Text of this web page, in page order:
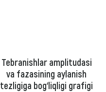
Tebranishlar amplitudasi
va fazasining aylanish
tezligiga bog‘liqligi grafigi